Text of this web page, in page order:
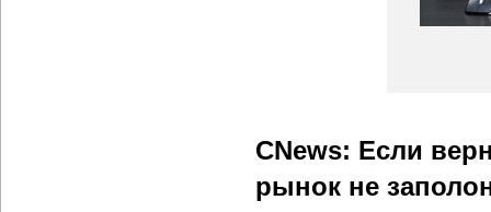
CNews: Если
рынок не